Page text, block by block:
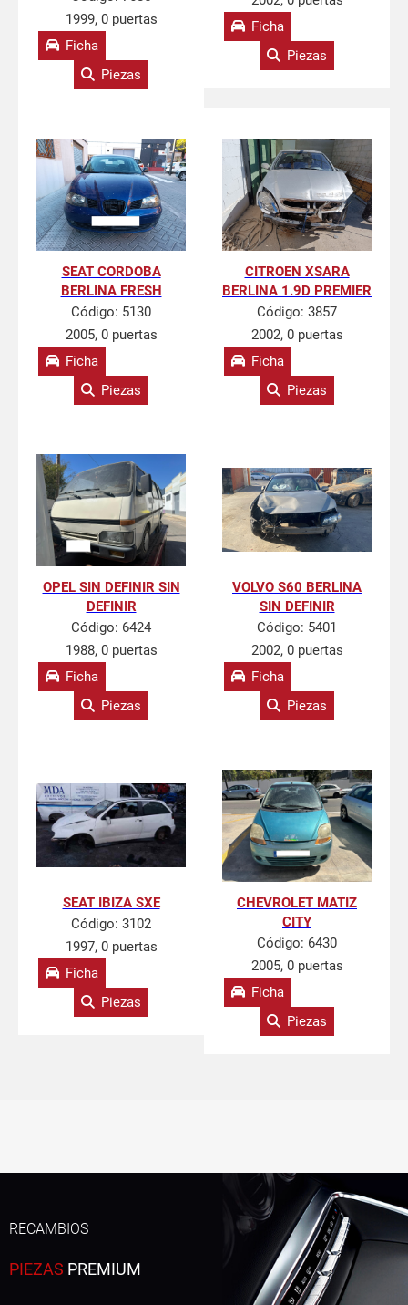
1999, 0 puertas
Ficha
Piezas
Ficha
Piezas
SEAT CORDOBA
BERLINA FRESH
Código: 5130
2005, 0 puertas
Ficha
Piezas
CITROEN XSARA
BERLINA 1.9D PREMIER
Código: 3857
2002, 0 puertas
Ficha
Piezas
OPEL SIN DEFINIR SIN
DEFINIR
Código: 6424
1988, 0 puertas
Ficha
Piezas
VOLVO S60 BERLINA
SIN DEFINIR
Código: 5401
2002, 0 puertas
Ficha
Piezas
SEAT IBIZA SXE
Código: 3102
1997, 0 puertas
Ficha
Piezas
CHEVROLET MATIZ
CITY
Código: 6430
2005, 0 puertas
Ficha
Piezas
RECAMBIOS
PIEZAS PREMIUM